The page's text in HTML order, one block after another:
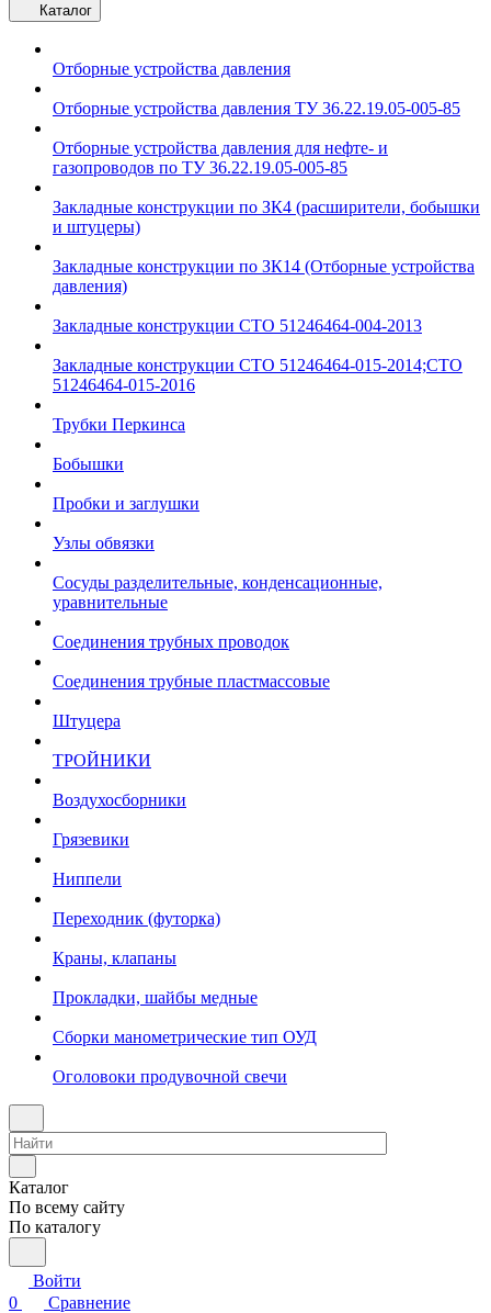
Каталог
Отборные устройства давления
Отборные устройства давления ТУ 36.22.19.05-005-85
Отборные устройства давления для нефте- и
газопроводов по ТУ 36.22.19.05-005-85
Закладные конструкции по ЗК4 (расширители, бобышки
и штуцеры)
Закладные конструкции по ЗК14 (Отборные устройства
давления)
Закладные конструкции СТО 51246464-004-2013
Закладные конструкции СТО 51246464-015-2014;СТО
51246464-015-2016
Трубки Перкинса
Бобышки
Пробки и заглушки
Узлы обвязки
Сосуды разделительные, конденсационные,
уравнительные
Соединения трубных проводок
Соединения трубные пластмассовые
Штуцера
ТРОЙНИКИ
Воздухосборники
Грязевики
Ниппели
Переходник (футорка)
Краны, клапаны
Прокладки, шайбы медные
Сборки манометрические тип ОУД
Оголовоки продувочной свечи
Каталог
По всему сайту
По каталогу
Войти
0
Сравнение